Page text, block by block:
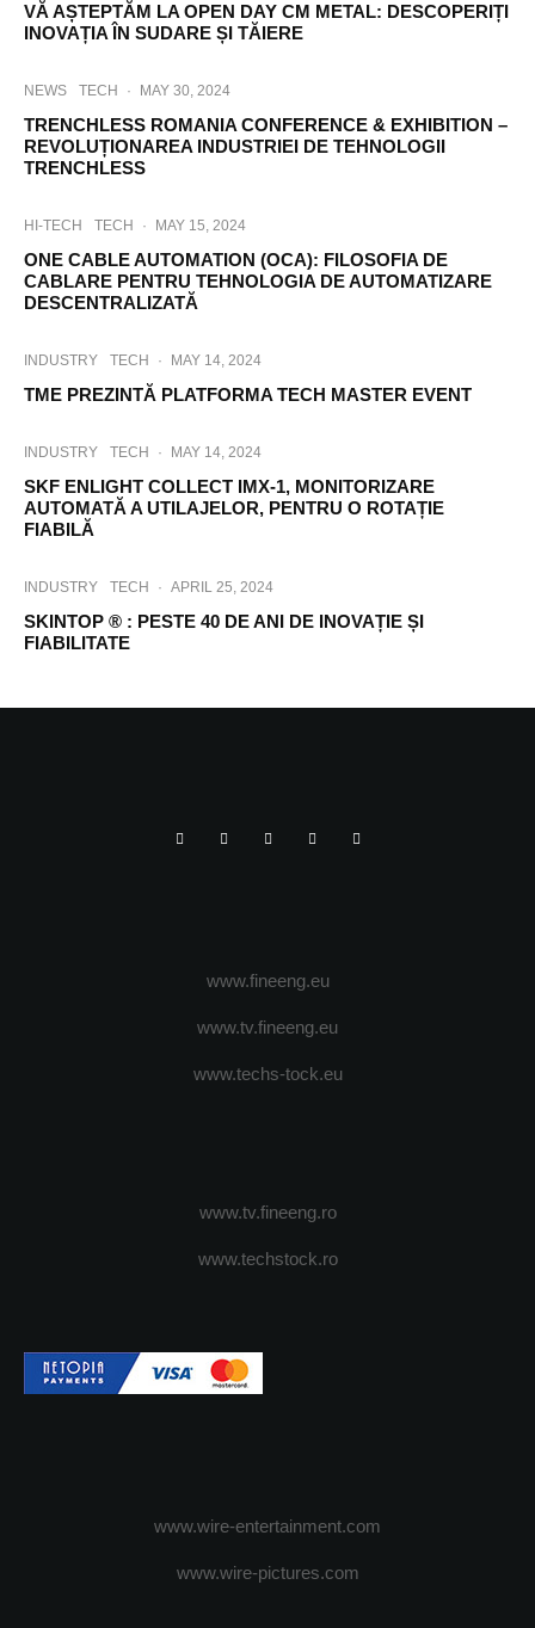
VĂ AȘTEPTĂM LA OPEN DAY CM METAL: DESCOPERIȚI
INOVAȚIA ÎN SUDARE ȘI TĂIERE
NEWS TECH · MAY 30, 2024
TRENCHLESS ROMANIA CONFERENCE & EXHIBITION –
REVOLUȚIONAREA INDUSTRIEI DE TEHNOLOGII
TRENCHLESS
HI-TECH TECH · MAY 15, 2024
ONE CABLE AUTOMATION (OCA): FILOSOFIA DE
CABLARE PENTRU TEHNOLOGIA DE AUTOMATIZARE
DESCENTRALIZATĂ
INDUSTRY TECH · MAY 14, 2024
TME PREZINTĂ PLATFORMA TECH MASTER EVENT
INDUSTRY TECH · MAY 14, 2024
SKF ENLIGHT COLLECT IMX-1, MONITORIZARE
AUTOMATĂ A UTILAJELOR, PENTRU O ROTAȚIE
FIABILĂ
INDUSTRY TECH · APRIL 25, 2024
SKINTOP ® : PESTE 40 DE ANI DE INOVAȚIE ȘI
FIABILITATE
www.fineeng.eu
www.tv.fineeng.eu
www.techs-tock.eu
www.tv.fineeng.ro
www.techstock.ro
www.wire-entertainment.com
www.wire-pictures.com